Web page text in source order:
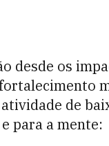
desde os
de
para a mente: